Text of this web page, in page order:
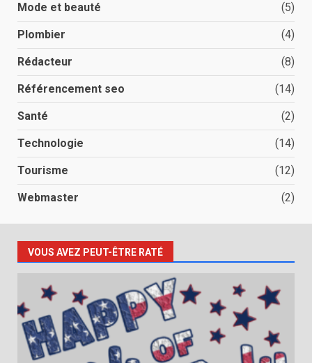
Mode et beauté (5)
Plombier (4)
Rédacteur (8)
Référencement seo (14)
Santé (2)
Technologie (14)
Tourisme (12)
Webmaster (2)
VOUS AVEZ PEUT-ÊTRE RATÉ